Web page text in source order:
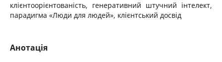
клієнтоорієнтованість, генеративний штучний інтелект,
парадигма «Люди для людей», клієнтський досвід
Анотація